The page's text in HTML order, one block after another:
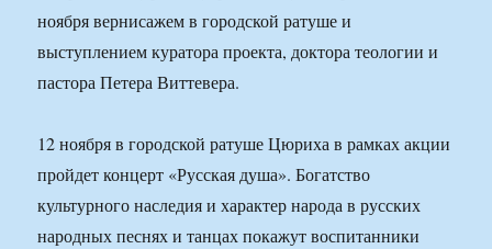
ноября вернисажем в городской ратуше и
выступлением куратора проекта, доктора теологии и
пастора Петера Виттевера.
12 ноября в городской ратуше Цюриха в рамках акции
пройдет концерт «Русская душа». Богатство
культурного наследия и характер народа в русских
народных песнях и танцах покажут воспитанники